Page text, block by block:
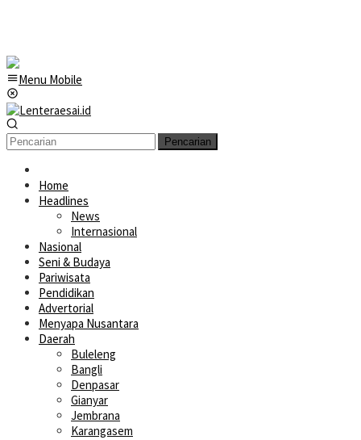
Menu Mobile
Pencarian
Home
Headlines
News
Internasional
Nasional
Seni & Budaya
Pariwisata
Pendidikan
Advertorial
Menyapa Nusantara
Daerah
Buleleng
Bangli
Denpasar
Gianyar
Jembrana
Karangasem